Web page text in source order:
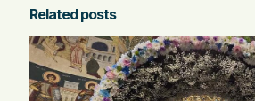
Related posts